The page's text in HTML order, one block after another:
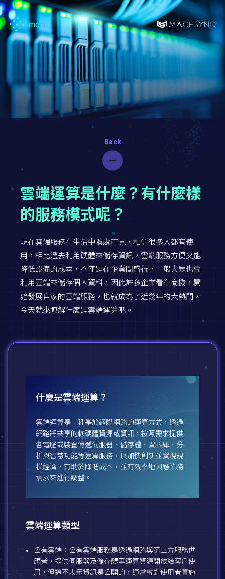
Machsync
馬
森
menu
雲端運算是什麼？有什麼樣
的服務模式呢？
現在雲端服務在生活中隨處可見，相信很多人都有使
用，相比過去利用硬體來儲存資訊，雲端服務方便又能
降低設備的成本，不僅是在企業間盛行，一般大眾也會
利用雲端來儲存個人資料，因此許多企業看準商機，開
始發展自家的雲端服務，也就成為了近幾年的大熱門，
今天就來瞭解什麼是雲端運算吧。
什麼是雲端運算？
雲端運算是一種基於網際網路的運算方式，透過
網路將共享的軟硬體資源或資訊，按照需求提供
各電腦或裝置傳遞伺服器、儲存體、資料庫、分
析與智慧功能等運算服務，以加快創新並實現規
模經濟，有助於降低成本，並有效率地因應業務
需求來進行調整。
雲端運算類型
公有雲端：公有雲端服務是透過網路與第三方服務供
應者，提供伺服器及儲存體等運算資源開放給客戶使
用，但這不表示資訊是公開的，通常會對使用者實施